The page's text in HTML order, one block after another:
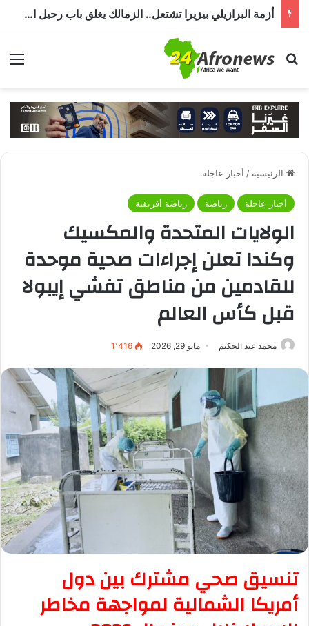
أزمة البرازيلي بيزيرا تشتعل.. الزمالك يغلق باب رحيل اللاعب ويؤكد : « لن ندخل في مفاوضات بشأن أي عروض »
بحث عن
الرئيسية / أخبار عاجلة
أخبار عاجلة رياضة رياضة أفريقية
الولايات المتحدة والمكسيك
وكندا تعلن إجراءات صحية موحدة
للقادمين من مناطق تفشي إيبولا
قبل كأس العالم
محمد عبد الحكيم مايو 29, 2026 1٬416
تنسيق صحي مشترك بين دول
أمريكا الشمالية لمواجهة مخاطر